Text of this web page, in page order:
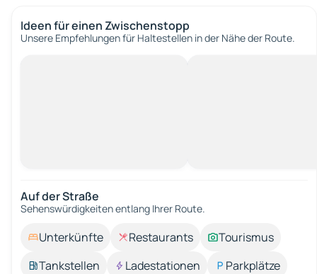
Ideen für einen Zwischenstopp
Unsere Empfehlungen für Haltestellen in der Nähe der Route.
Auf der Straße
Sehenswürdigkeiten entlang Ihrer Route.
Unterkünfte Restaurants
Tourismus
Tankstellen
Ladestationen
Parkplätze